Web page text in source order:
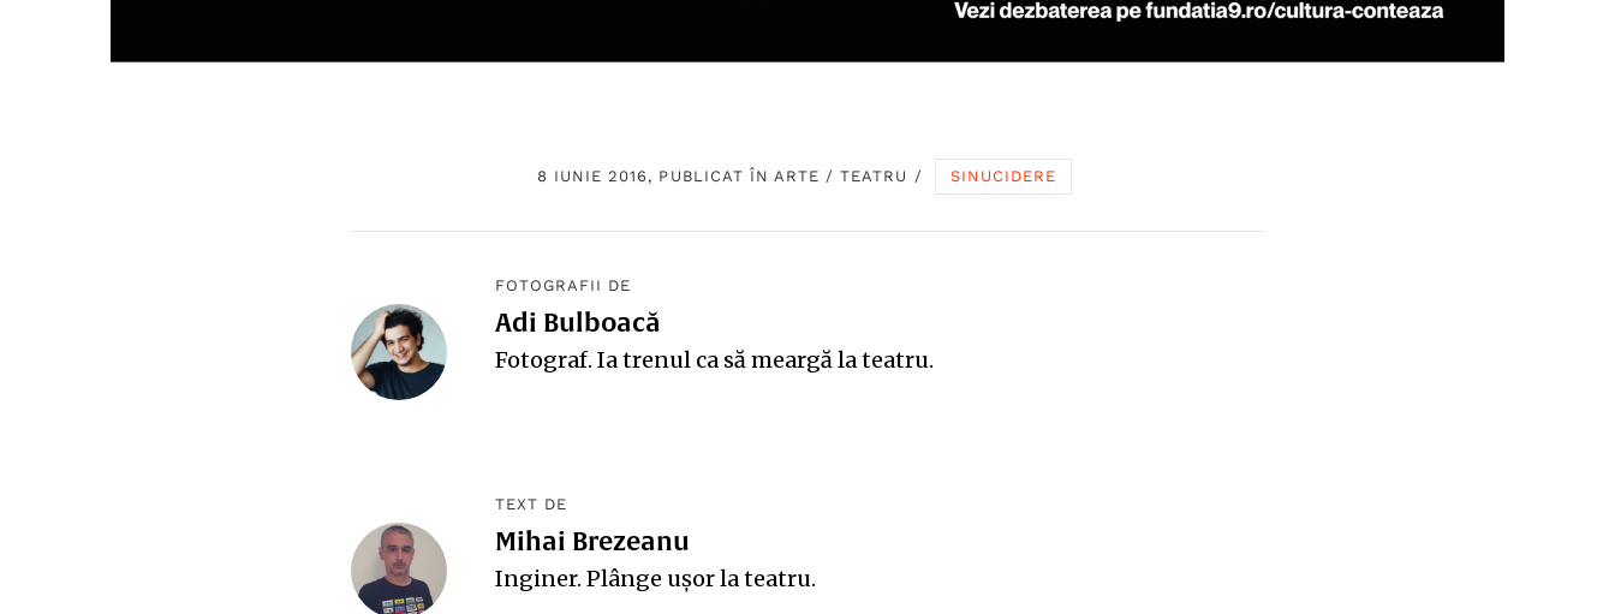
8 IUNIE 2016, PUBLICAT ÎN ARTE /TEATRU / SINUCIDERE
FOTOGRAFII DE
Adi Bulboacă
Fotograf. Ia trenul ca să meargă la teatru.
TEXT DE
Mihai Brezeanu
Inginer. Plânge ușor la teatru.